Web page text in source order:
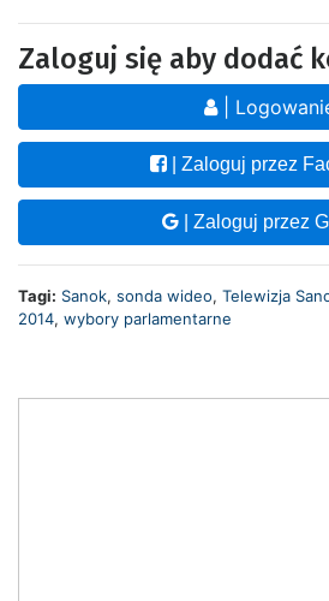
Zaloguj się aby dodać
|
| Zaloguj przez
| Zaloguj przez
Tagi: Sanok, sonda wideo, Telewizja
2014, wybory parlamentarne